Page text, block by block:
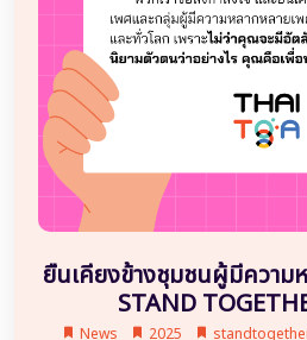
ยืนเคียงข้างชุมชนผู้มีความ
STAND
News 2025